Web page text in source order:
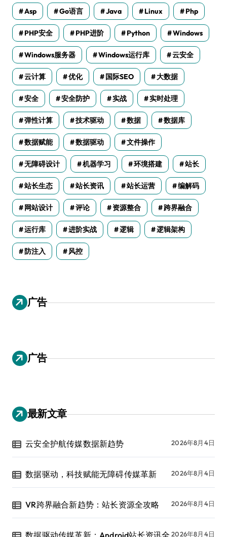
Asp Go语言 Java Linux Php
PHP安全 PHP进阶 Python Windows
Windows服务器 Windows运行库 云安全
云计算 优化 国际SEO 大数据
安全 安全防护 实战 实时处理
弹性计算 技术驱动 数据 数据库
数据赋能 数据驱动 文件操作
无障碍设计 机器学习 环境搭建 站长
站长生态 站长资讯 站长运营 编解码
网站设计 评论 资源整合 跨界融合
运行库 进阶实战 逻辑 逻辑架构
防注入 风控
广告
广告
最新文章
云安全护航传媒数据新趋势 2026年8月4日
数据驱动，科技赋能无障碍传媒革新 2026年8月4日
VR跨界融合新趋势：站长资源全攻略 2026年8月4日
2026年8月4日